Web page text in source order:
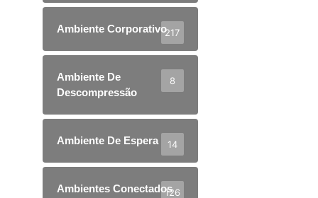
Ambiente Corporativo217
Ambiente De
Descompressão
8
Ambiente De Espera 14
Ambientes Conectados126